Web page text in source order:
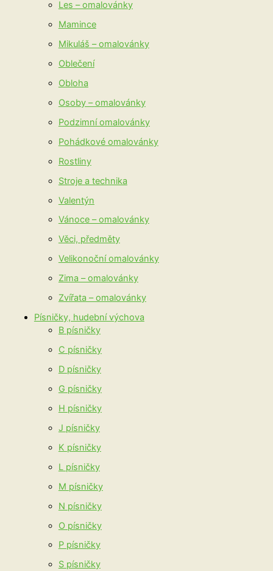
Les – omalovánky
Mamince
Mikuláš – omalovánky
Oblečení
Obloha
Osoby – omalovánky
Podzimní omalovánky
Pohádkové omalovánky
Rostliny
Stroje a technika
Valentýn
Vánoce – omalovánky
Věci, předměty
Velikonoční omalovánky
Zima – omalovánky
Zvířata – omalovánky
Písničky, hudební výchova
B písničky
C písničky
D písničky
G písničky
H písničky
J písničky
K písničky
L písničky
M písničky
N písničky
O písničky
P písničky
S písničky